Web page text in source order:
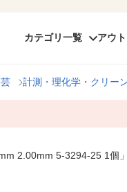
カテゴリ一覧 アウ
計測・理化学・クリー